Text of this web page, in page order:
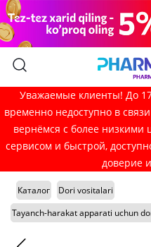
Уважаемые клиенты! До
временно недоступно в
вернёмся с более
сервисом и быстрой,
доверие
Каталог
Dori vositalari
Tayanch-harakat apparati uchun